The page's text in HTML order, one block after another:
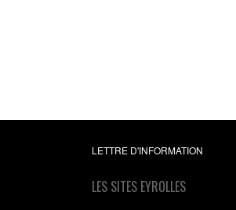
LETTRE D'INFORMATION
LES SITES EYROLLES